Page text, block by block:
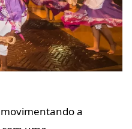
movimentando a